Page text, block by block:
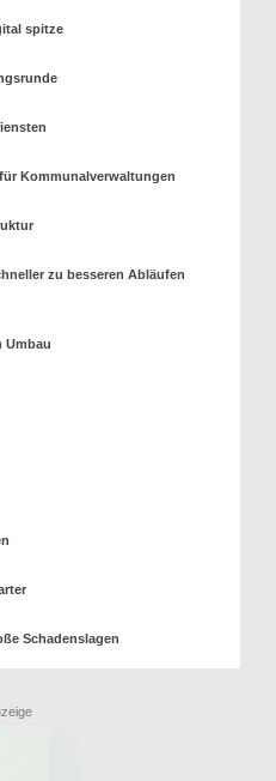
spitze
Kommunalverwaltungen
zu besseren Abläufen
Umbau
Schadenslagen